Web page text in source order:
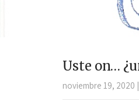
Uste on…
noviembre 19, 2020